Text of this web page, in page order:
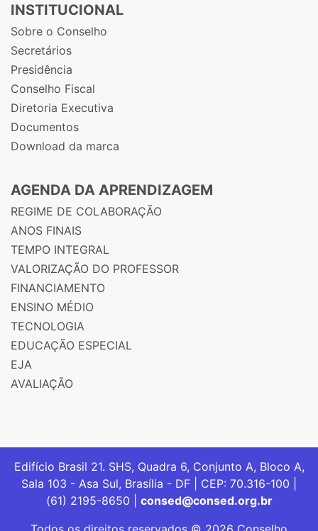
INSTITUCIONAL
Sobre o Conselho
Secretários
Presidência
Conselho Fiscal
Diretoria Executiva
Documentos
Download da marca
AGENDA DA APRENDIZAGEM
REGIME DE COLABORAÇÃO
ANOS FINAIS
TEMPO INTEGRAL
VALORIZAÇÃO DO PROFESSOR
FINANCIAMENTO
ENSINO MÉDIO
TECNOLOGIA
EDUCAÇÃO ESPECIAL
EJA
AVALIAÇÃO
Edifício Brasil 21. SHS, Quadra 6, Conjunto A, Bloco A,
Sala 103 - Asa Sul, Brasília - DF | CEP: 70.316-100 |
(61) 2195-8650 | consed@consed.org.br